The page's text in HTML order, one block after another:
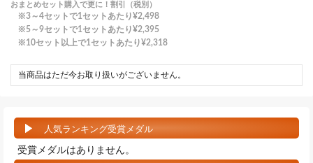
おまとめセット購入で更に！割引（税別）
3～4セットで1セットあたり¥2,498
5～9セットで1セットあたり¥2,395
10セット以上で1セットあたり¥2,318
当商品はただ今お取り扱いがございません。
人気ランキング受賞メダル
受賞メダルはありません。